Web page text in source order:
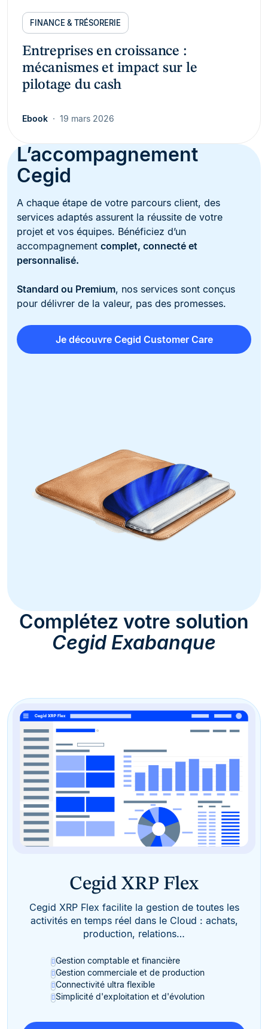
FINANCE & TRÉSORERIE
Entreprises en croissance :
mécanismes et impact sur le
pilotage du cash
Ebook 19 mars 2026
L’accompagnement
Cegid
A chaque étape de votre parcours client, des
services adaptés assurent la réussite de votre
projet et vos équipes. Bénéficiez d’un
accompagnement complet, connecté et
personnalisé.
Standard ou Premium, nos services sont conçus
pour délivrer de la valeur, pas des promesses​.
Je découvre Cegid Customer Care
Complétez votre solution
Cegid Exabanque
Cegid XRP Flex
Cegid XRP Flex facilite la gestion de toutes les
activités en temps réel dans le Cloud : achats,
production, relations…
Gestion comptable et financière
Gestion commerciale et de production
Connectivité ultra flexible
Simplicité d'exploitation et d'évolution